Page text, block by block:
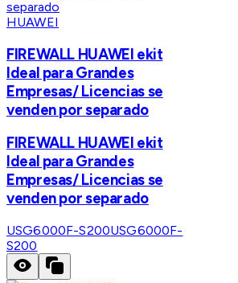
HUAWEI
FIREWALL HUAWEI ekit
Ideal para Grandes
Empresas/ Licencias se
venden por separado
FIREWALL HUAWEI ekit
Ideal para Grandes
Empresas/ Licencias se
venden por separado
USG6000F-S200USG6000F-
S200